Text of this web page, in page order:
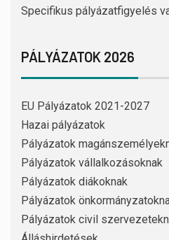
Specifikus pályázatfigyelés
PÁLYÁZATOK 2026
EU Pályázatok 2021-2027
Hazai pályázatok
Pályázatok
Pályázatok vállalkozásoknak
Pályázatok diákoknak
Pályázatok
Pályázatok civil